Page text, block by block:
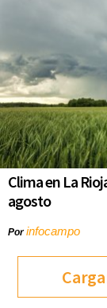
Clima en La
agosto
Porinfocampo